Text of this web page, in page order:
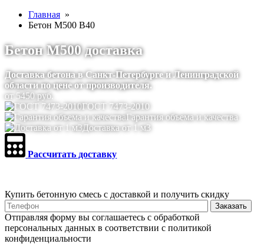
Главная »
Бетон М500 В40
Бетон М500 доставка
Доставка бетона в Санкт-Петербурге и Ленинградской
области по цене от производителя.
от 5450 руб.
ГОСТ 7473-2010
Гарантия объема и качества
Доставка от 1 м3
Рассчитать доставку
Купить бетонную смесь с доставкой и получить скидку
Отправляя форму вы соглашаетесь с обработкой
персональных данных в соответствии с политикой
конфиденциальности